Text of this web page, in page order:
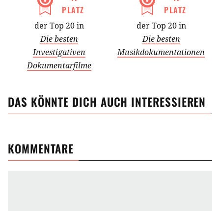
PLATZ
der Top 20 in
Die besten
Investigativen
Dokumentarfilme
PLATZ
der Top 20 in
Die besten
Musikdokumentationen
DAS KÖNNTE DICH AUCH INTERESSIEREN
KOMMENTARE